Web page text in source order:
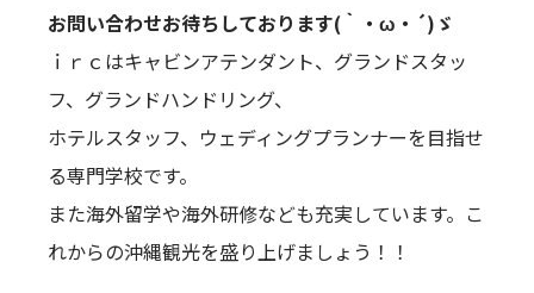
お問い合わせお待ちしております(｀・ω・´)ゞ
ｉｒｃはキャビンアテンダント、グランドスタッ
フ、グランドハンドリング、
ホテルスタッフ、ウェディングプランナーを目指せ
る専門学校です。
また海外留学や海外研修なども充実しています。こ
れからの沖縄観光を盛り上げましょう！！